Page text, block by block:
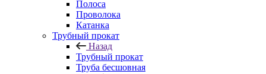
Полоса
Проволока
Катанка
Трубный прокат
Назад
Трубный прокат
Труба бесшовная